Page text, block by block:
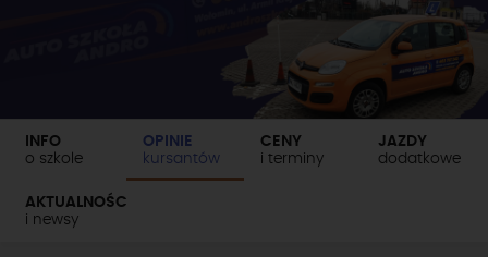
INFO
o szkole
OPINIE
kursantów
CENY
i terminy
JAZDY
dodatkowe
AKTUALNOŚCI
i newsy